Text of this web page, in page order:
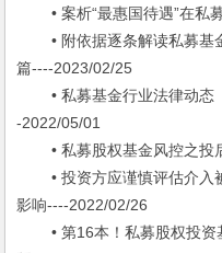
• 案析“最惠国待遇”在私
• 附依据逐条解读私募基
篇----2023/02/25
• 私募基金行业法律动态
-2022/05/01
• 私募股权基金风控之投
• 投资方应谨慎评估介入
影响----2022/02/26
• 第16本！私募股权投资